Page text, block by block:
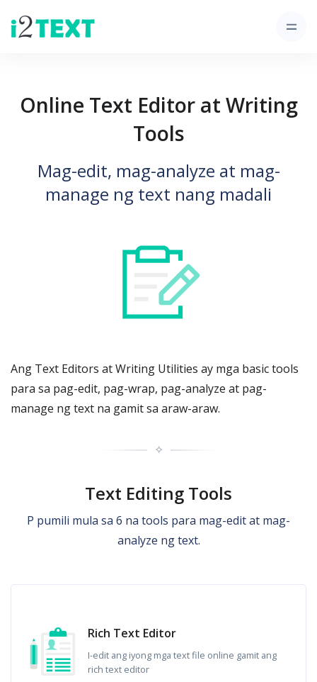
Online Text Editor at Writing
Tools
Mag-edit, mag-analyze at mag-
manage ng text nang madali
Ang Text Editors at Writing Utilities ay mga basic tools
para sa pag-edit, pag-wrap, pag-analyze at pag-
manage ng text na gamit sa araw-araw.
✧
Text Editing Tools
P pumili mula sa 6 na tools para mag-edit at mag-
analyze ng text.
Rich Text Editor
I-edit ang iyong mga text file online gamit ang
rich text editor